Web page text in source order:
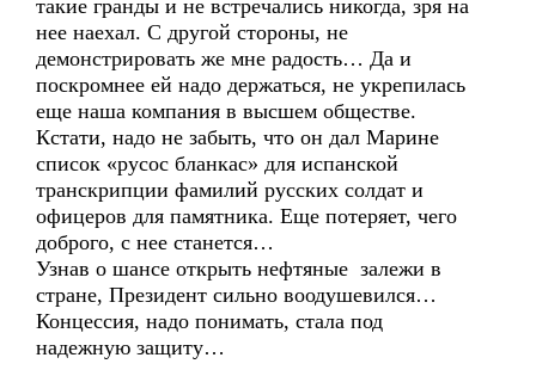
такие гранды и не встречались никогда, зря на
нее наехал. С другой стороны, не
демонстрировать же мне радость… Да и
поскромнее ей надо держаться, не укрепилась
еще наша компания в высшем обществе.
Кстати, надо не забыть, что он дал Марине
список «русос бланкас» для испанской
транскрипции фамилий русских солдат и
офицеров для памятника. Еще потеряет, чего
доброго, с нее станется…
Узнав о шансе открыть нефтяные залежи в
стране, Президент сильно воодушевился…
Концессия, надо понимать, стала под
надежную защиту…